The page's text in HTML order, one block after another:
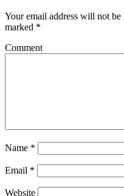
Your email address will not be
marked *
Comment
Name *
Email *
Website